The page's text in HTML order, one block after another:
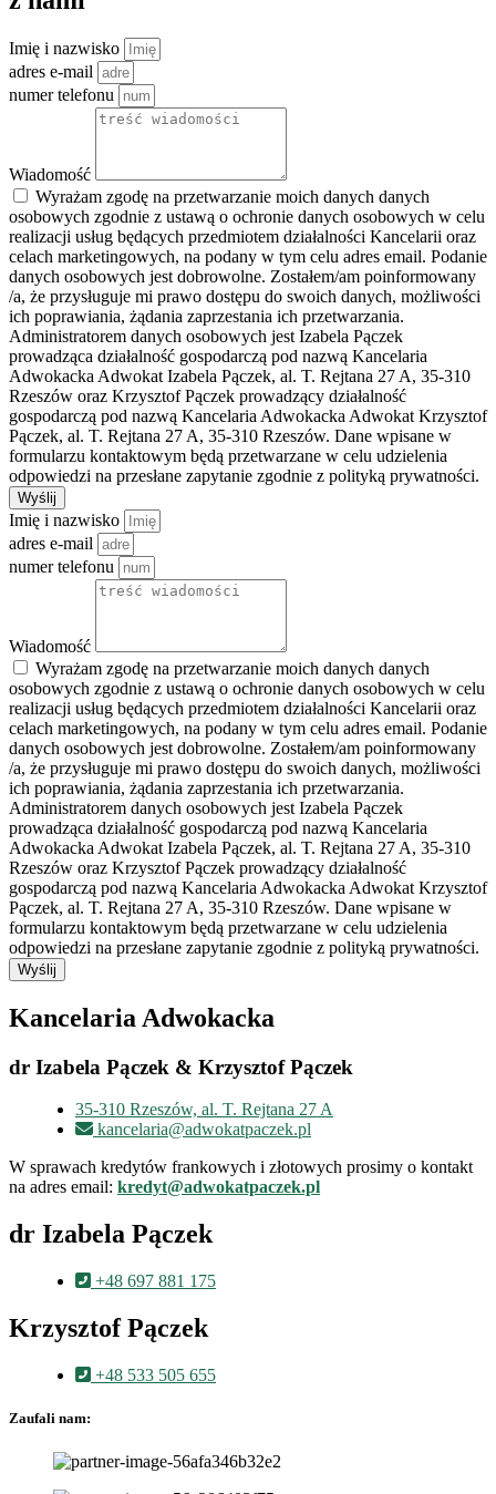
Imię i nazwisko
adres e-mail
numer telefonu
Wiadomość
Wyrażam zgodę na przetwarzanie moich danych danych
osobowych zgodnie z ustawą o ochronie danych osobowych w celu
realizacji usług będących przedmiotem działalności Kancelarii oraz
celach marketingowych, na podany w tym celu adres email. Podanie
danych osobowych jest dobrowolne. Zostałem/am poinformowany
/a, że przysługuje mi prawo dostępu do swoich danych, możliwości
ich poprawiania, żądania zaprzestania ich przetwarzania.
Administratorem danych osobowych jest Izabela Pączek
prowadząca działalność gospodarczą pod nazwą Kancelaria
Adwokacka Adwokat Izabela Pączek, al. T. Rejtana 27 A, 35-310
Rzeszów oraz Krzysztof Pączek prowadzący działalność
gospodarczą pod nazwą Kancelaria Adwokacka Adwokat Krzysztof
Pączek, al. T. Rejtana 27 A, 35-310 Rzeszów. Dane wpisane w
formularzu kontaktowym będą przetwarzane w celu udzielenia
odpowiedzi na przesłane zapytanie zgodnie z polityką prywatności.
Wyślij
Imię i nazwisko
adres e-mail
numer telefonu
Wiadomość
Wyrażam zgodę na przetwarzanie moich danych danych
osobowych zgodnie z ustawą o ochronie danych osobowych w celu
realizacji usług będących przedmiotem działalności Kancelarii oraz
celach marketingowych, na podany w tym celu adres email. Podanie
danych osobowych jest dobrowolne. Zostałem/am poinformowany
/a, że przysługuje mi prawo dostępu do swoich danych, możliwości
ich poprawiania, żądania zaprzestania ich przetwarzania.
Administratorem danych osobowych jest Izabela Pączek
prowadząca działalność gospodarczą pod nazwą Kancelaria
Adwokacka Adwokat Izabela Pączek, al. T. Rejtana 27 A, 35-310
Rzeszów oraz Krzysztof Pączek prowadzący działalność
gospodarczą pod nazwą Kancelaria Adwokacka Adwokat Krzysztof
Pączek, al. T. Rejtana 27 A, 35-310 Rzeszów. Dane wpisane w
formularzu kontaktowym będą przetwarzane w celu udzielenia
odpowiedzi na przesłane zapytanie zgodnie z polityką prywatności.
Wyślij
Kancelaria Adwokacka
dr Izabela Pączek & Krzysztof Pączek
35-310 Rzeszów, al. T. Rejtana 27 A
kancelaria@adwokatpaczek.pl
W sprawach kredytów frankowych i złotowych prosimy o kontakt
na adres email: kredyt@adwokatpaczek.pl
dr Izabela Pączek
+48 697 881 175
Krzysztof Pączek
+48 533 505 655
Zaufali nam: